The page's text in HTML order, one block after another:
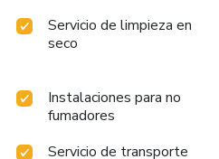
Servicio de limpieza en
seco
Instalaciones para no
fumadores
Servicio de transporte